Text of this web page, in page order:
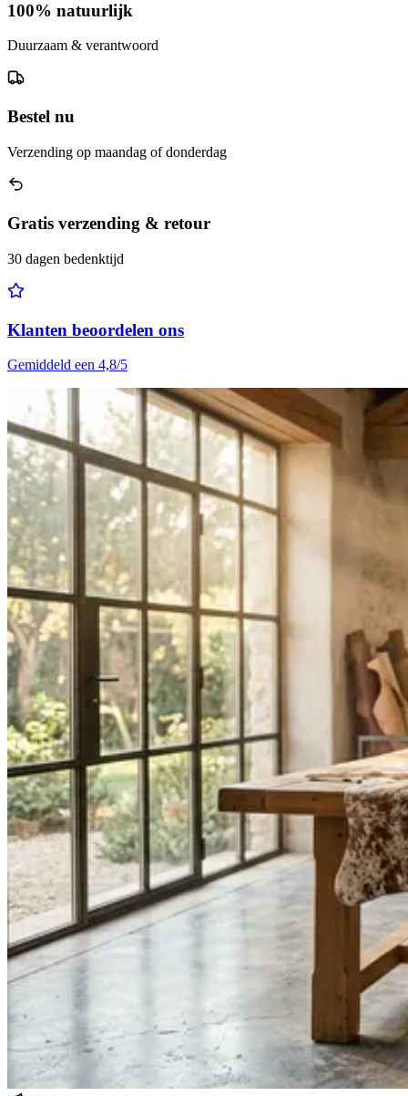
100% natuurlijk
Duurzaam & verantwoord
Bestel nu
Verzending op maandag of donderdag
Gratis verzending & retour
30 dagen bedenktijd
Klanten beoordelen ons
Gemiddeld een 4,8/5